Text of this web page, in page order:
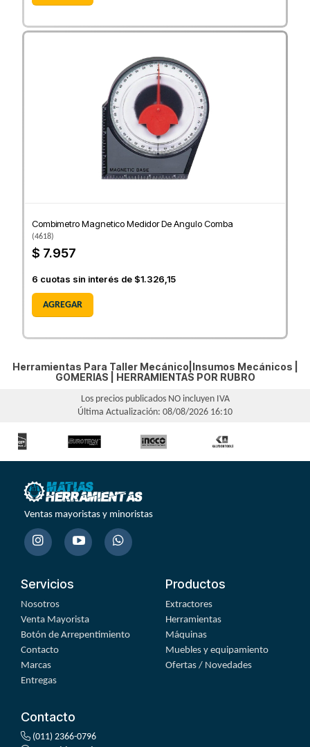
Combimetro Magnetico Medidor De Angulo Comba
(4618)
$ 7.957
6 cuotas sin interés de $1.326,15
AGREGAR
Herramientas Para Taller Mecánico|Insumos Mecánicos |
GOMERIAS
HERRAMIENTAS POR RUBRO
Los precios publicados NO incluyen IVA
Última Actualización: 08/08/2026 16:10
Ventas mayoristas y minoristas
Servicios
Nosotros
Venta Mayorista
Botón de Arrepentimiento
Contacto
Marcas
Entregas
Productos
Extractores
Herramientas
Máquinas
Muebles y equipamiento
Ofertas / Novedades
Contacto
(011) 2366-0796